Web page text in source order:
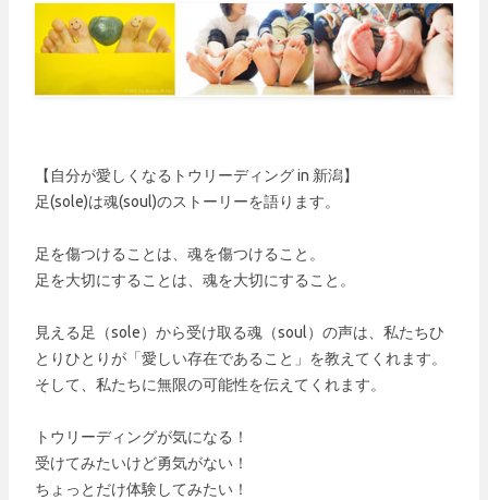
【自分が愛しくなるトウリーディング in 新潟】
足(sole)は魂(soul)のストーリーを語ります。
足を傷つけることは、魂を傷つけること。
足を大切にすることは、魂を大切にすること。
見える足（sole）から受け取る魂（soul）の声は、私たちひ
とりひとりが「愛しい存在であること」を教えてくれます。
そして、私たちに無限の可能性を伝えてくれます。
トウリーディングが気になる！
受けてみたいけど勇気がない！
ちょっとだけ体験してみたい！